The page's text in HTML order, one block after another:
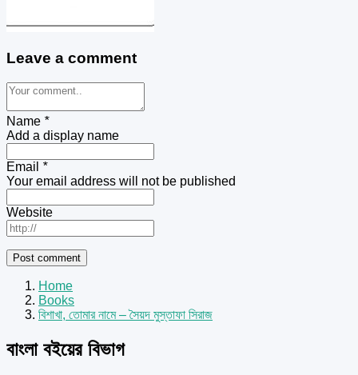
Leave a comment
Name *
Add a display name
Email *
Your email address will not be published
Website
Home
Books
বিশাখা, তোমার নামে – সৈয়দ মুস্তাফা সিরাজ
বাংলা বইয়ের বিভাগ